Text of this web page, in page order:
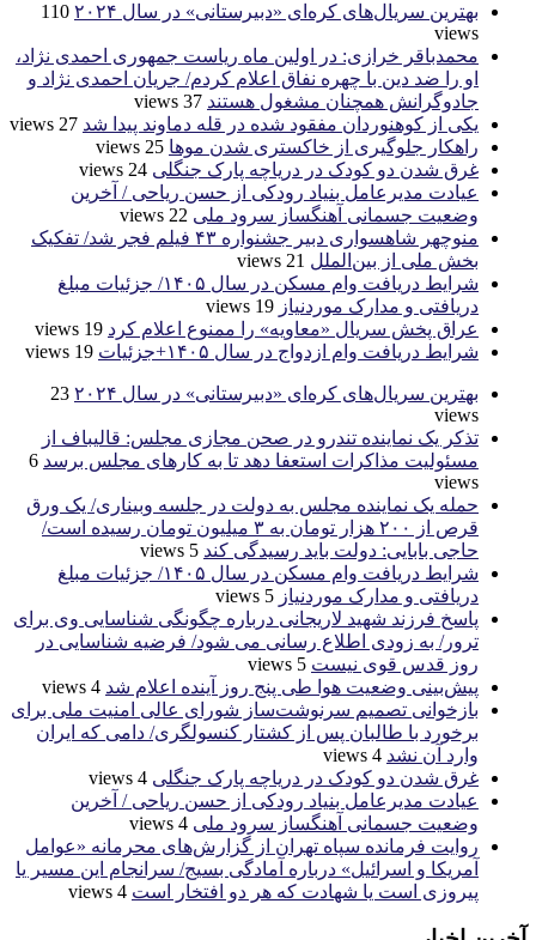
بهترین سریال‌های کره‌ای «دبیرستانی» در سال ۲۰۲۴
110
views
محمدباقر خرازی: در اولین ماه ریاست جمهوری احمدی نژاد،
او را ضد دین با چهره نفاق اعلام کردم/ جریان احمدی نژاد و
جادوگرانش همچنان مشغول هستند 37 views
یکی از کوهنوردان مفقود شده در قله دماوند پیدا شد 27 views
راهکار جلوگیری از خاکستری شدن موها 25 views
غرق شدن دو کودک در دریاچه پارک جنگلی 24 views
عیادت مدیرعامل بنیاد رودکی از حسن ریاحی / آخرین
وضعیت جسمانی آهنگساز سرود ملی 22 views
منوچهر شاهسواری دبیر جشنواره ۴۳ فیلم فجر شد/ تفکیک
بخش ملی از بین‌الملل 21 views
شرایط دریافت وام مسکن در سال ۱۴۰۵/ جزئیات مبلغ
دریافتی و مدارک موردنیاز 19 views
عراق پخش سریال «معاویه» را ممنوع اعلام کرد 19 views
شرایط دریافت وام ازدواج در سال ۱۴۰۵+جزئیات
19 views
بهترین سریال‌های کره‌ای «دبیرستانی» در سال ۲۰۲۴
23
views
تذکر یک نماینده تندرو در صحن مجازی مجلس: قالیباف از
مسئولیت مذاکرات استعفا دهد تا به کارهای مجلس برسد 6
views
حمله یک نماینده مجلس به دولت در جلسه وبیناری/ یک ورق
قرص از ۲۰۰ هزار تومان به ۳ میلیون تومان رسیده است/
حاجی بابایی: دولت باید رسیدگی کند 5 views
شرایط دریافت وام مسکن در سال ۱۴۰۵/ جزئیات مبلغ
دریافتی و مدارک موردنیاز 5 views
پاسخ فرزند شهید لاریجانی درباره چگونگی شناسایی وی برای
ترور/ به زودی اطلاع رسانی می شود/ فرضیه شناسایی در
روز قدس قوی نیست 5 views
پیش‌بینی وضعیت هوا طی پنج روز آینده اعلام شد 4 views
بازخوانی تصمیم سرنوشت‌ساز شورای عالی امنیت ملی برای
برخورد با طالبان پس از کشتار کنسولگری/ دامی که ایران
وارد آن نشد 4 views
غرق شدن دو کودک در دریاچه پارک جنگلی 4 views
عیادت مدیرعامل بنیاد رودکی از حسن ریاحی / آخرین
وضعیت جسمانی آهنگساز سرود ملی 4 views
روایت فرمانده سپاه تهران از گزارش‌های محرمانه «عوامل
آمریکا و اسرائیل» درباره آمادگی بسیج/ سرانجام این مسیر یا
پیروزی است یا شهادت که هر دو افتخار است 4 views